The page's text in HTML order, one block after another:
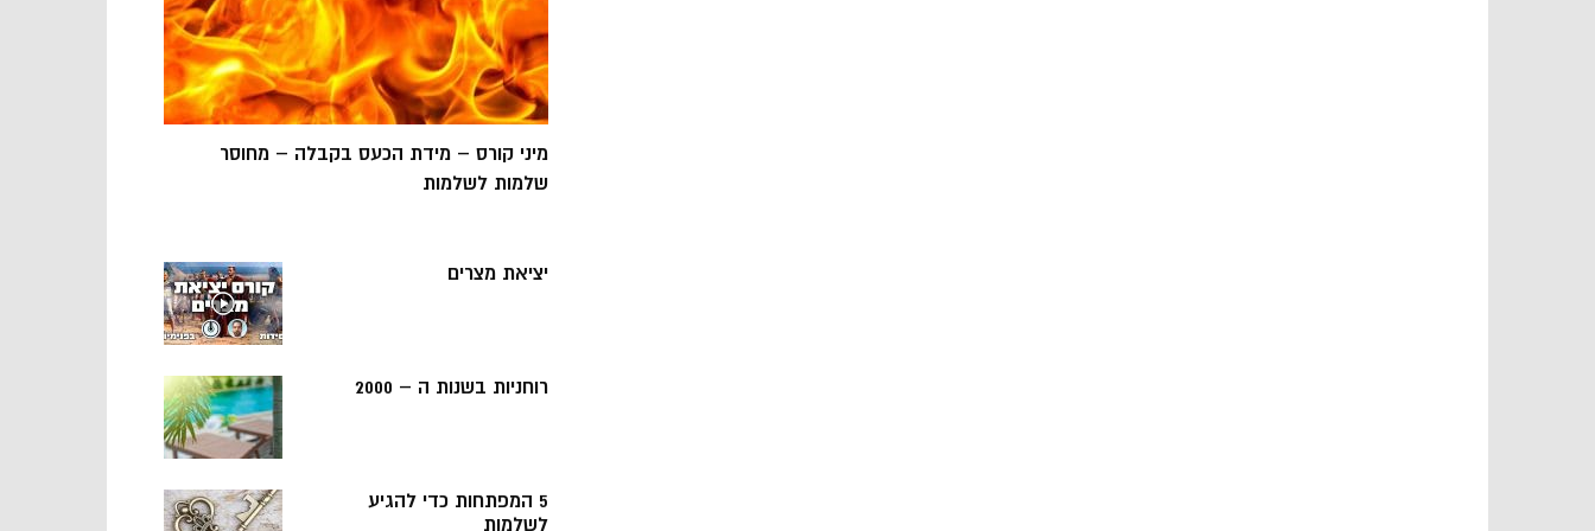
מיני קורס – מידת הכעס בקבלה – מחוסר
שלמות לשלמות
יציאת מצרים
רוחניות בשנות ה – 2000
5 המפתחות כדי להגיע
לשלמות